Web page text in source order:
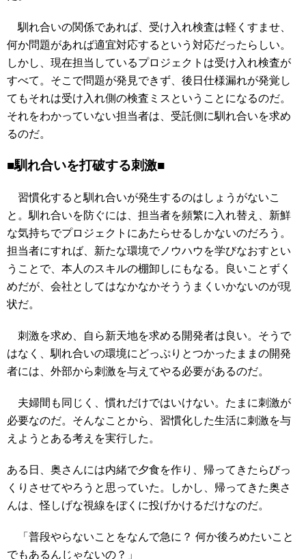
馴れ合いの関係であれば、受け入れ検査は軽くすませ、
何か問題があれば適宜対応するという対応だったらしい。
しかし、現在担当しているプロジェクトは受け入れ検査が
すべて。そこで問題が発見できず、後日仕様漏れが発覚し
てもそれは受け入れ側の検査ミスということになるのだ。
それをわかっていない担当者は、受託側に馴れ合いを求め
るのだ。
■馴れ合いを打破する刺激■
習慣化すると馴れ合いが発生するのはしょうがないこ
と。馴れ合いを防ぐには、担当者を頻繁に入れ替え、新鮮
な気持ちでプロジェクトにあたらせるしかないのだろう。
担当者にすれば、新たな環境でノウハウを学びなおすとい
うことで、本人のスキルの棚卸しにもなる。良いことずく
めだが、会社としてはなかなかそううまくいかないのが現
状だ。
刺激を求め、自ら新天地を求める開発者は良い。そうで
はなく、馴れ合いの環境にどっぷりとつかったままの開発
者には、外部から刺激を与えてやる必要があるのだ。
夫婦間も同じく、慣れだけではいけない。たまに刺激が
必要なのだ。そんなことから、習慣化した生活に刺激を与
えようとある考えを実行した。
ある日、奥さんには内緒で夕食を作り、帰ってきたらびっ
くりさせてやろうと思っていた。しかし、帰ってきた奥さ
んは、怪しげな視線をぼくに投げかけるだけなのだ。
「普段やらないことをなんで急に？ 何か後ろめたいこと
でもあるんじゃないの？」